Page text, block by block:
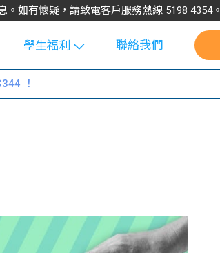
。如有懷疑，請致電客戶服務熱線 5198 4354。
學生福利
uFinance 校
園贊助
聯絡我們
！